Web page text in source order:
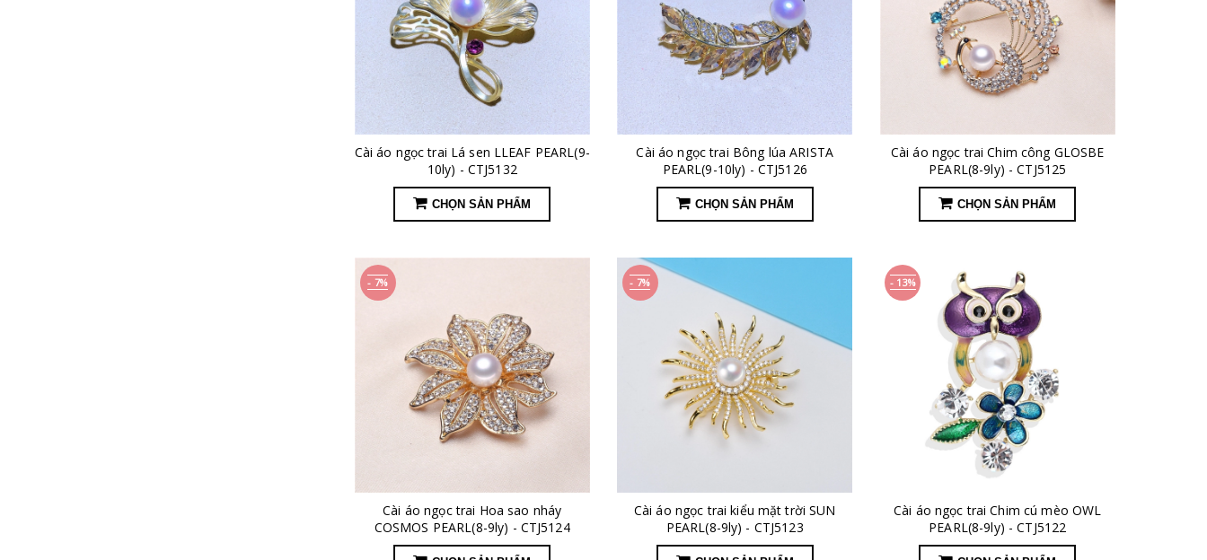
Cài áo ngọc trai Lá sen LLEAF PEARL(9-
10ly) - CTJ5132
CHỌN SẢN PHẨM
Cài áo ngọc trai Bông lúa ARISTA
PEARL(9-10ly) - CTJ5126
CHỌN SẢN PHẨM
Cài áo ngọc trai Chim công GLOSBE
PEARL(8-9ly) - CTJ5125
CHỌN SẢN PHẨM
- 7%
Cài áo ngọc trai Hoa sao nháy
COSMOS PEARL(8-9ly) - CTJ5124
- 7%
Cài áo ngọc trai kiểu mặt trời SUN
PEARL(8-9ly) - CTJ5123
- 13%
Cài áo ngọc trai Chim cú mèo OWL
PEARL(8-9ly) - CTJ5122